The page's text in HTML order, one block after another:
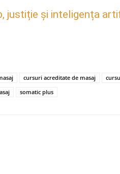
justiție și inteligența
cursuri acreditate de masaj
somatic plus